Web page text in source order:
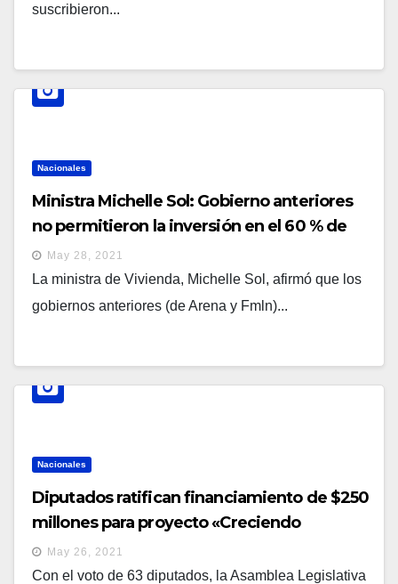
suscribieron...
Nacionales
Ministra Michelle Sol: Gobierno anteriores
no permitieron la inversión en el 60 % de
las escuelas por carecer de escrituras de
propiedad
May 28, 2021
La ministra de Vivienda, Michelle Sol, afirmó que los
gobiernos anteriores (de Arena y Fmln)...
Nacionales
Diputados ratifican financiamiento de $250
millones para proyecto «Creciendo
Saludables Juntos», destinado a primera
infancia
May 26, 2021
Con el voto de 63 diputados, la Asamblea Legislativa